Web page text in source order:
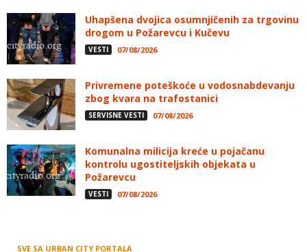
Uhapšena dvojica osumnjičenih za trgovinu
drogom u Požarevcu i Kučevu
VESTI 07/08/2026
Privremene poteškoće u vodosnabdevanju
zbog kvara na trafostanici
SERVISNE VESTI 07/08/2026
Komunalna milicija kreće u pojačanu
kontrolu ugostiteljskih objekata u
Požarevcu
VESTI 07/08/2026
SVE SA URBAN CITY PORTALA